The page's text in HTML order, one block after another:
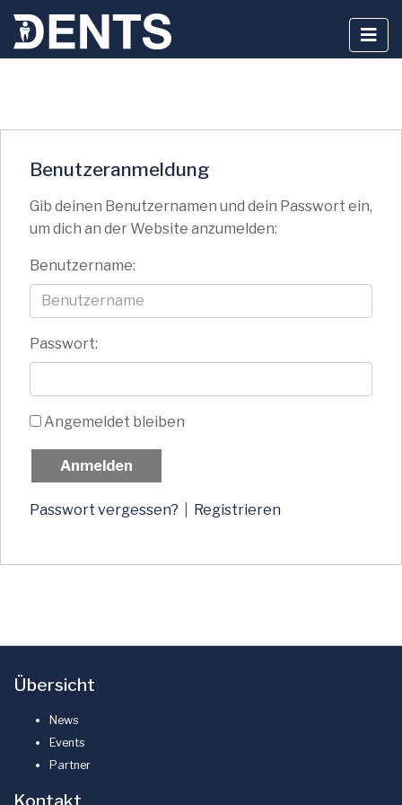
springenBenutzeranmeldung
Gib deinen Benutzernamen und dein Passwort ein,
um dich an der Website anzumelden:
Benutzername:
Passwort:
Angemeldet bleiben
Passwort vergessen? Registrieren
Übersicht
News
Events
Partner
Kontakt